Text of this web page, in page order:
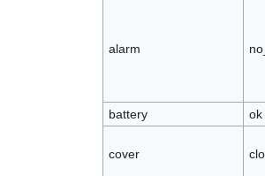
alarm
battery ok
cover